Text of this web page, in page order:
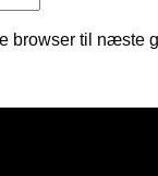
browser til næste